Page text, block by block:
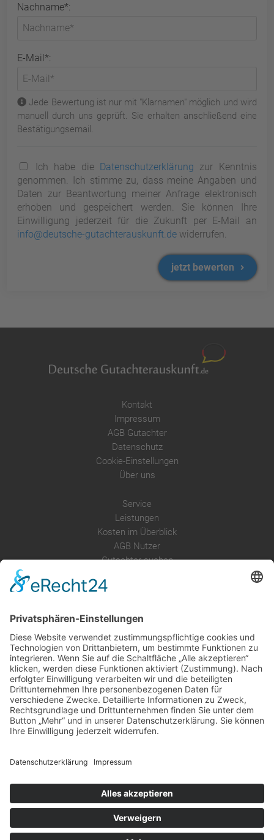
Nachname*:
E-Mail*:
Jede Bewertung ist nur mit "Klarnamen" möglich und wird
manuell durch uns geprüft. Sie erhalten anschließend eine
Bestätigungsemail.
Ich habe die Datenschutzerklärung zur Kenntnis
genommen. Ich stimme zu, dass meine Angaben und
Daten zur Beantwortung meiner Anfrage elektronisch
erhoben und gespeichert werden. Sie können Ihre
Einwilligung jederzeit für die Zukunft per E-Mail an
info@deutsche-gutachterauskunft.de widerrufen.
jetzt bewerten
Kontakt
Impressum
AGB Gutachter
Datenschutz
Cookie-Einstellungen
Über uns
Service
Leistungen
Kosten im Überblick
AGB Nutzer
Gutachter suchen
Anfrage
Presse
Partner: Der DGuSV
als Gutachter eintragen
Infos für Suchende